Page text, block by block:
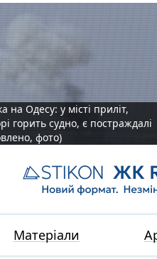
на Одесу: у місті приліт,
горить судно, є постраждалі
фото)
Матеріали